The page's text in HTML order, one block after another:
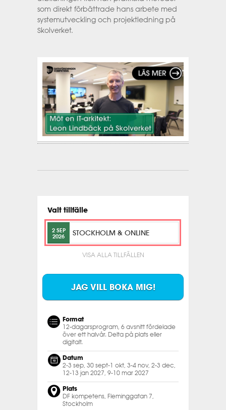
som direkt förbättrade hans arbete med
systemutveckling och projektledning på
Skolverket.
Valt tillfälle
2 SEP
2026
STOCKHOLM & ONLINE
VISA ALLA TILLFÄLLEN
JAG VILL BOKA MIG!
Format
12-dagarsprogram, 6 avsnitt fördelade
över ett halvår. Delta på plats eller
digitalt.
Datum
2-3 sep, 30 sept-1 okt, 3-4 nov, 2-3 dec,
12-13 jan 2027, 9-10 mar 2027
Plats
DF kompetens, Fleminggatan 7,
Stockholm